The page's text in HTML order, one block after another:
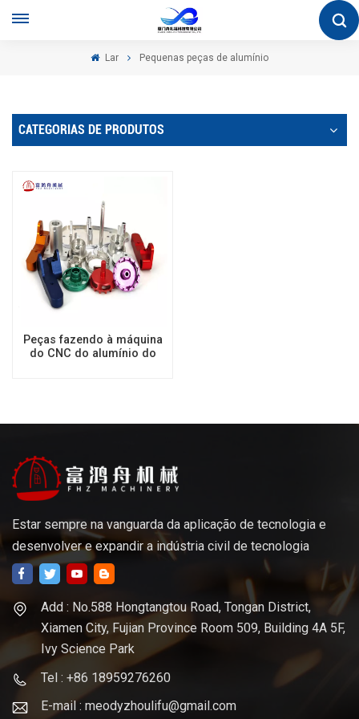
Lar Pequenas peças de alumínio
CATEGORIAS DE PRODUTOS
Peças fazendo à máquina
do CNC do alumínio do
Estar sempre na vanguarda da aplicação de tecnologia e
desenvolver e expandir a indústria civil de tecnologia
Add : No.588 Hongtangtou Road, Tongan District,
Xiamen City, Fujian Province Room 509, Building 4A 5F,
Ivy Science Park
Tel : +86 18959276260
E-mail : meodyzhoulifu@gmail.com